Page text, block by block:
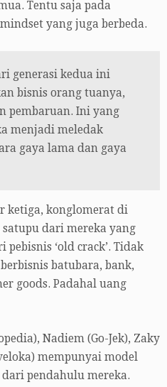
Tentu saja pada
yang juga berbeda.
generasi kedua ini
bisnis orang tuanya,
pembaruan. Ini yang
menjadi meledak
gaya lama dan gaya
ketiga, konglomerat di
dari mereka yang
‘old crack’. Tidak
batubara, bank,
goods. Padahal uang
Nadiem (Go-Jek), Zaky
mempunyai model
pendahulu mereka.